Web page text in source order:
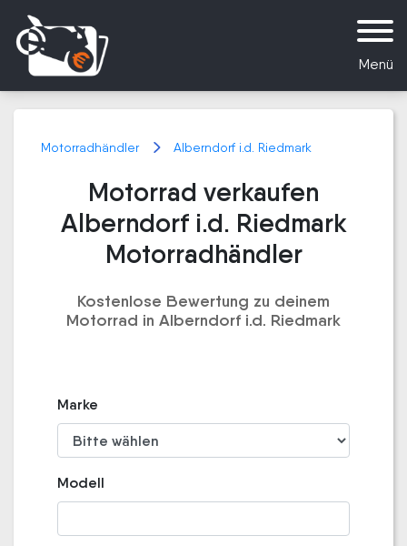
Menü
Motorradhändler Alberndorf i.d. Riedmark
Motorrad verkaufen
Alberndorf i.d. Riedmark
Motorradhändler
Kostenlose Bewertung zu deinem
Motorrad in Alberndorf i.d. Riedmark
Marke
Modell